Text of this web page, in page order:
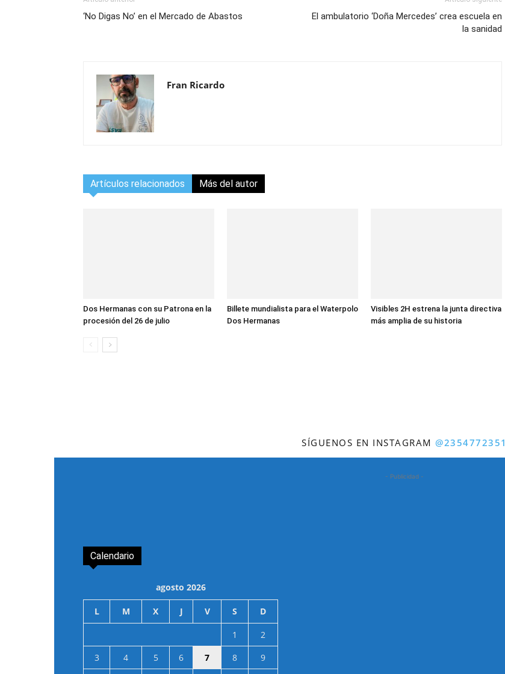
‘No Digas No’ en el Mercado de Abastos
El ambulatorio ‘Doña Mercedes’ crea escuela en
la sanidad
Fran Ricardo
Artículos relacionados Más del autor
Dos Hermanas con su Patrona en la
procesión del 26 de julio
Billete mundialista para el Waterpolo
Dos Hermanas
Visibles 2H estrena la junta directiva
más amplia de su historia
SÍGUENOS EN INSTAGRAM@2354772351
- Publicidad -
Calendario
agosto 2026
L M X J V S D
1
2
3
4 5 6 7 8
9